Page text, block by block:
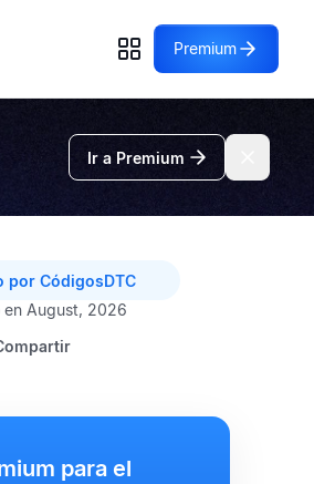
Premium
Ir a Premium
por CódigosDTC
August, 2026
para el